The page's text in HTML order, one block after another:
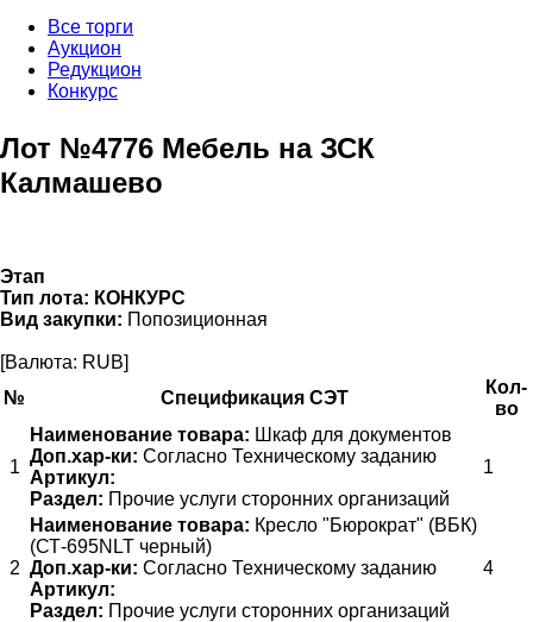
Все торги
Аукцион
Редукцион
Конкурс
Лот №4776 Мебель на ЗСК
Калмашево
Этап
Тип лота: КОНКУРС
Вид закупки: Попозиционная
[Валюта: RUB]
№
Спецификация СЭТ
Кол-
во
1
Наименование товара: Шкаф для документов
Доп.хар-ки: Согласно Техническому заданию
Артикул:
Раздел: Прочие услуги сторонних организаций
1
2
Наименование товара: Кресло "Бюрократ" (ВБК)
(СТ-695NLT черный)
Доп.хар-ки: Согласно Техническому заданию
Артикул:
Раздел: Прочие услуги сторонних организаций
4